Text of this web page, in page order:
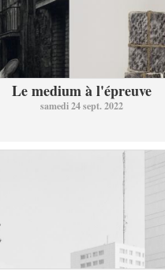
Le medium à l'épreuve
samedi 24 sept. 2022